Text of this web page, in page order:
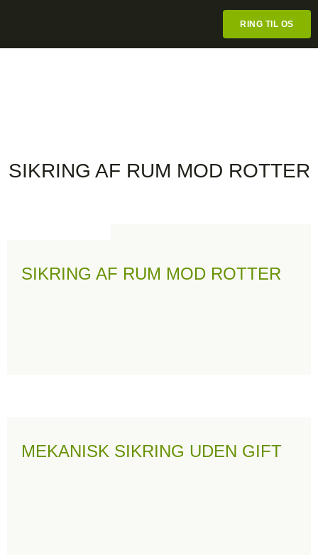
RING TIL OS
SIKRING AF RUM MOD ROTTER
SIKRING AF RUM MOD ROTTER
MEKANISK SIKRING UDEN GIFT